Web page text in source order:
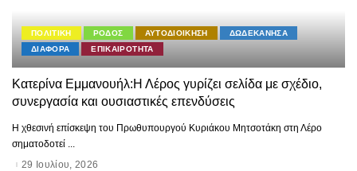
ΠΟΛΙΤΙΚΗ ΡΟΔΟΣ ΑΥΤΟΔΙΟΙΚΗΣΗ
ΔΩΔΕΚΑΝΗΣΑ
ΔΙΑΦΟΡΑ
ΕΠΙΚΑΙΡΟΤΗΤΑ
Κατερίνα Εμμανουήλ:Η Λέρος γυρίζει σελίδα με σχέδιο,
συνεργασία και ουσιαστικές επενδύσεις
Η χθεσινή επίσκεψη του Πρωθυπουργού Κυριάκου Μητσοτάκη στη Λέρο
σηματοδοτεί
29 Ιουλίου, 2026